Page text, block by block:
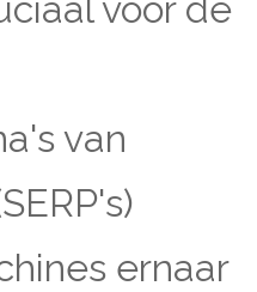
voor de
van
ernaar